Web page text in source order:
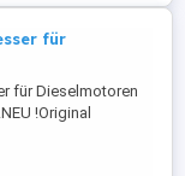
für
für Dieselmotoren
!Original